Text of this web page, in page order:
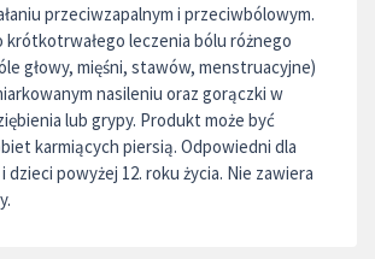
przeciwzapalnym i przeciwbólowym.
krótkotrwałego leczenia bólu różnego
głowy, mięśni, stawów, menstruacyjne)
nasileniu oraz gorączki w
lub grypy. Produkt może być
karmiących piersią. Odpowiedni dla
dzieci powyżej 12. roku życia. Nie zawiera